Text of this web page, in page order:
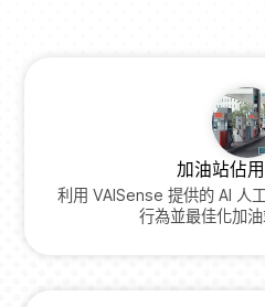
加油站佔
利用 VAISense 提供的 AI 人
行為並最佳化加